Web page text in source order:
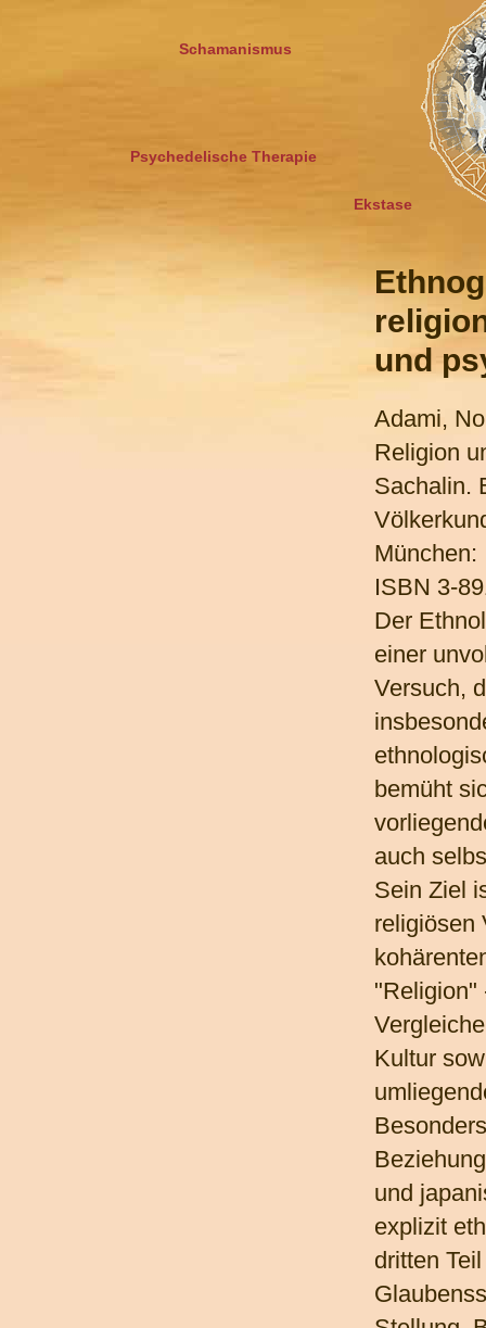
Schamanismus
Psychedelische Therapie
Ekstase
und
Adami,
Religion
Sachalin.
München:
ISBN 3-
Der
einer
Versuch,
bemüht
auch
Sein Ziel
religiösen
"Religion"
Kultur
und
explizit
dritten